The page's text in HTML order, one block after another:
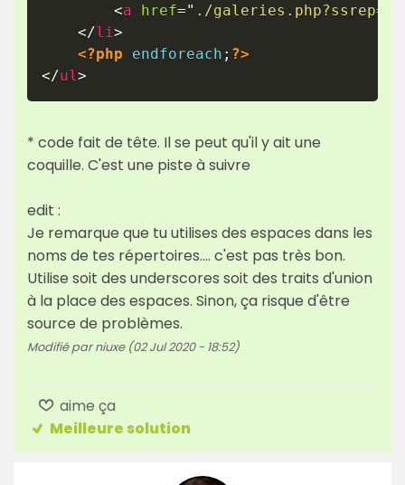
<a href=" ./galeries.php?ssrep=
</li >
<?php
endforeach ; ?>
</ul >
* code fait de tête. Il se peut qu'il y ait une
coquille. C'est une piste à suivre
edit :
Je remarque que tu utilises des espaces dans les
noms de tes répertoires.... c'est pas très bon.
Utilise soit des underscores soit des traits d'union
à la place des espaces. Sinon, ça risque d'être
source de problèmes.
Modifié par niuxe (02 Jul 2020 - 18:52)
aime ça
Meilleure solution